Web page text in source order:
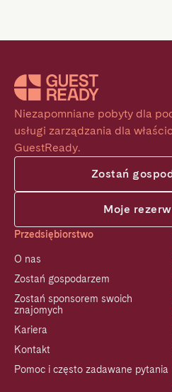
Niezapomniane pobyty dla
usługi zarządzania dla
GuestReady.
Zostań
Moje
Przedsiębiorstwo
O nas
Zostań gospodarzem
Zostań sponsorem swoich
znajomych
Kariera
Kontakt
Pomoc i często zadawane pytania